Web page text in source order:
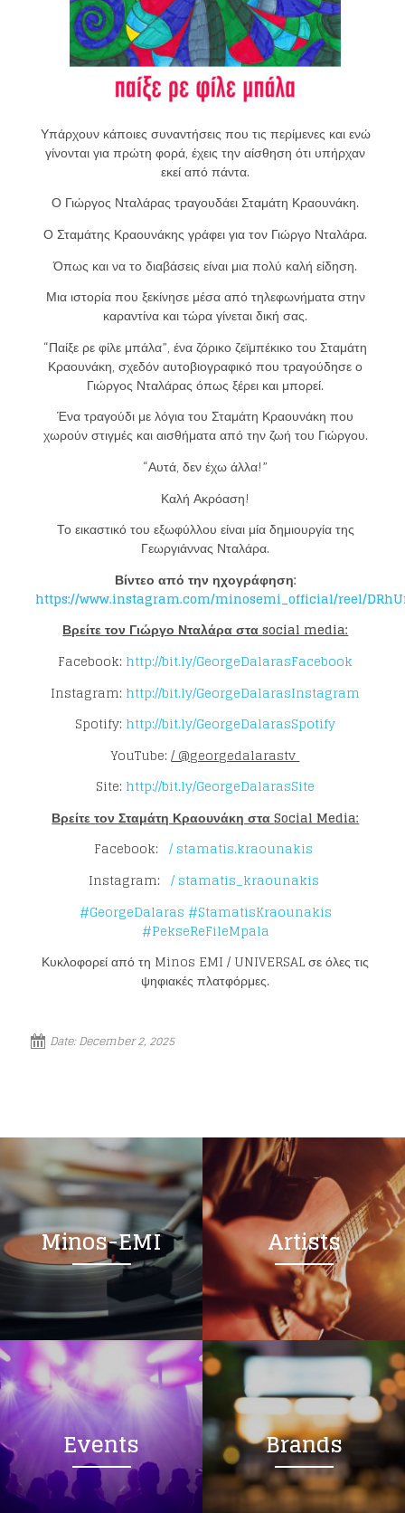
Υπάρχουν κάποιες συναντήσεις που τις περίμενες και ενώ
γίνονται για πρώτη φορά, έχεις την αίσθηση ότι υπήρχαν
εκεί από πάντα.
Ο Γιώργος Νταλάρας τραγουδάει Σταμάτη Κραουνάκη.
Ο Σταμάτης Κραουνάκης γράφει για τον Γιώργο Νταλάρα.
Όπως και να το διαβάσεις είναι μια πολύ καλή είδηση.
Μια ιστορία που ξεκίνησε μέσα από τηλεφωνήματα στην
καραντίνα και τώρα γίνεται δική σας.
“Παίξε ρε φίλε μπάλα”, ένα ζόρικο ζεϊμπέκικο του Σταμάτη
Κραουνάκη, σχεδόν αυτοβιογραφικό που τραγούδησε ο
Γιώργος Νταλάρας όπως ξέρει και μπορεί.
Ένα τραγούδι με λόγια του Σταμάτη Κραουνάκη που
χωρούν στιγμές και αισθήματα από την ζωή του Γιώργου.
“Αυτά, δεν έχω άλλα!”
Καλή Ακρόαση!
Το εικαστικό του εξωφύλλου είναι μία δημιουργία της
Γεωργιάννας Νταλάρα.
Βίντεο από την ηχογράφηση:
https://www.instagram.com/minosemi_official/reel/
Βρείτε τον Γιώργο Νταλάρα σταsocial media:
Facebook: http://bit.ly/GeorgeDalarasFacebook
Instagram: http://bit.ly/GeorgeDalarasInstagram
Spotify: http://bit.ly/GeorgeDalarasSpotify
YouTube:/ @georgedalarastv
Site: http://bit.ly/GeorgeDalarasSite
Βρείτε τον Σταμάτη Κραουνάκη σταSocial Media:
Facebook: / stamatis.kraounakis
Instagram: / stamatis_kraounakis
#GeorgeDalaras #StamatisKraounakis
#PekseReFileMpala
Κυκλοφορεί από τη Minos EMI / UNIVERSAL σε όλες τις
ψηφιακές πλατφόρμες.
Date:December 2, 2025
Minos-EMI Artists
Events Brands
Loading your form, please wait...